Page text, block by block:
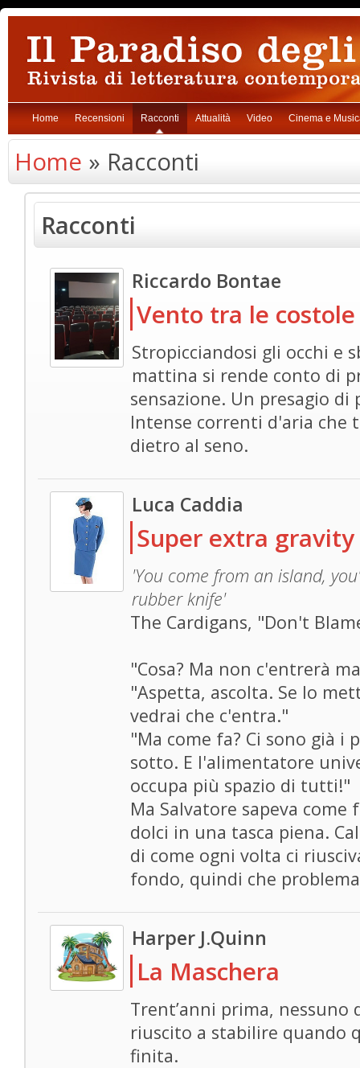
Home Recensioni Racconti Attualità Video Cinema e
Home » Racconti
Racconti
Riccardo Bontae
Vento tra le costole
Stropicciandosi gli occhi e
mattina si rende conto di
sensazione. Un presagio
Intense correnti d'aria che
dietro al seno.
Luca Caddia
Super extra gravity
'You come from an island,
rubber knife'
The Cardigans, "Don't
"Cosa? Ma non c'entrerà
"Aspetta, ascolta. Se lo
vedrai che c'entra."
"Ma come fa? Ci sono già
sotto. E l'alimentatore
occupa più spazio di tutti!"
Ma Salvatore sapeva
dolci in una tasca piena.
di come ogni volta ci
fondo, quindi che
Harper J.Quinn
La Maschera
Trent’anni prima, nessuno
riuscito a stabilire quando
finita.